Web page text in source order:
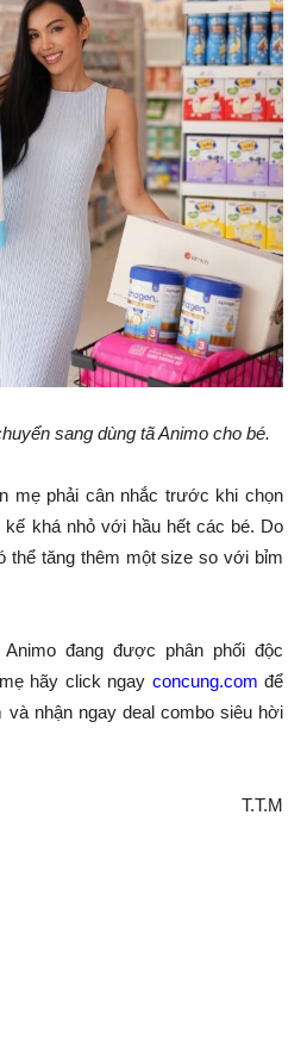
sang dùng tã Animo cho bé.
mẹ phải cân nhắc trước khi chọn
khá nhỏ với hầu hết các bé. Do
thể tăng thêm một size so với bỉm
đang được phân phối độc
hãy click ngay concung.com để
và nhận ngay deal combo siêu hời
T.T.M